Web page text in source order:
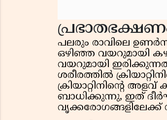
പലരും രാവിലെ
ഒഴിഞ്ഞ വയറുമായി
വയറുമായി
ശരീരത്തിൽ
ക്രിയാറ്റിനിന്റെ
ബാധിക്കുന്നു, ഇത്
വൃക്കരോഗങ്ങളിലേക്ക്